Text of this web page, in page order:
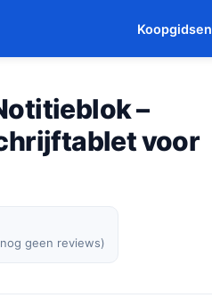
Koopgidsen
–
voor
geen reviews)